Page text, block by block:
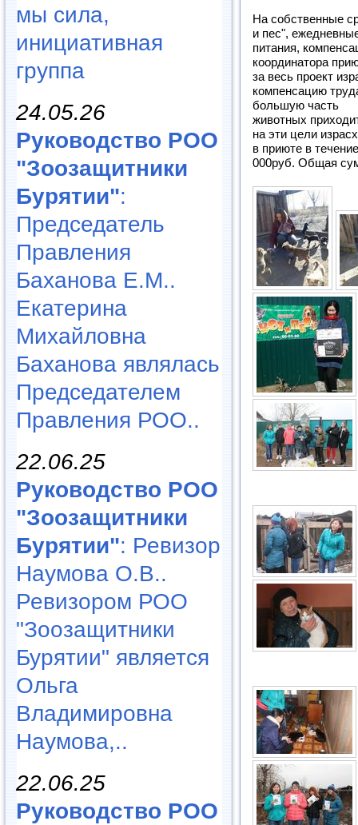
мы сила,
инициативная
группа
24.05.26
Руководство РОО
"Зоозащитники
Бурятии":
Председатель
Правления
Баханова Е.М..
Екатерина
Михайловна
Баханова являлась
Председателем
Правления РОО..
22.06.25
Руководство РОО
"Зоозащитники
Бурятии": Ревизор
Наумова О.В..
Ревизором РОО
"Зоозащитники
Бурятии" является
Ольга
Владимировна
Наумова,..
22.06.25
Руководство РОО
На собственные
и пес",
питания,
координатора
за весь проект
компенсацию
большую часть
животных
на эти цели
в приюте в
000руб. Общая